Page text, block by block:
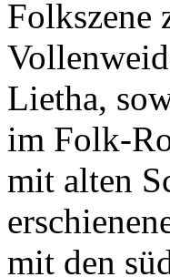
Folkszene
Lietha,
im Folk-
mit alten
mit den